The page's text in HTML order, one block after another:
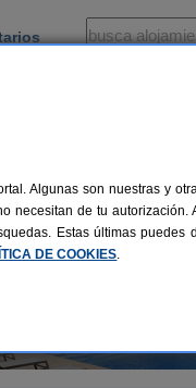
Algunas son nuestras y
necesitan de tu autorización.
Estas últimas puedes
DE COOKIES.